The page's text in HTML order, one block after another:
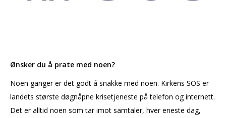
Ønsker du å prate med noen?
Noen ganger er det godt å snakke med noen. Kirkens SOS er
landets største døgnåpne krisetjeneste på telefon og internett.
Det er alltid noen som tar imot samtaler, hver eneste dag,